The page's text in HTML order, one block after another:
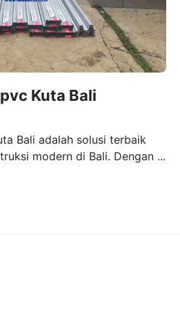
Kuta Bali
Bali adalah solusi terbaik
modern di Bali. Dengan ...